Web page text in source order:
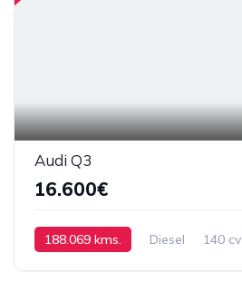
Audi Q3
16.600€
188.069 kms. Diesel 140 cv